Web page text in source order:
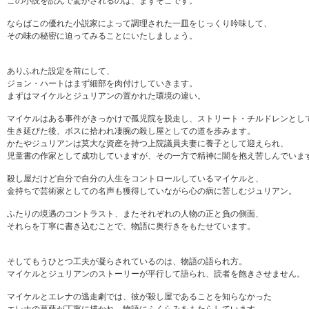
ならばこの優れた小説家によって調理された一皿をじっくり吟味して、
その味の秘密に迫ってみることにいたしましょう。
ありふれた設定を前にして、
ジョン・ハートはまず細部を肉付けしていきます。
まずはマイケルとジュリアンの置かれた環境の違い。
マイケルはある事件がきっかけで孤児院を脱走し、ストリート・チルドレンとし
生き延びた後、ボスに拾われ凄腕の殺し屋としての道を歩みます。
かたやジュリアンは莫大な資産を持つ上院議員夫妻に養子として迎えられ、
児童書の作家として成功していますが、その一方で精神に闇を抱え苦しんでいま
殺し屋だけど自分で自分の人生をコントロールしているマイケルと、
金持ちで芸術家としての名声も獲得していながら心の病に苦しむジュリアン。
ふたりの境遇のコントラスト、またそれぞれの人物の正と負の側面、
それらを丁寧に書き込むことで、物語に奥行きをもたせています。
そしてもうひとつ工夫が凝らされているのは、物語の語られ方。
マイケルとジュリアンのストーリーが平行して語られ、読者を飽きさせません。
マイケルとエレナの逃走劇では、彼が殺し屋であることを知らなかった